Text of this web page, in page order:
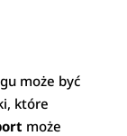
może być
które
może